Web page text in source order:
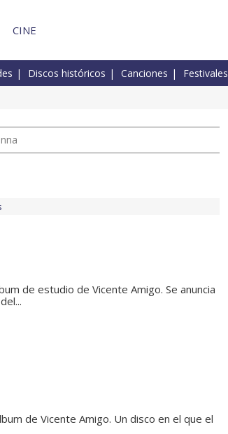
CINE
Discos históricos Canciones Festivales
de estudio de Vicente Amigo. Se anuncia
de Vicente Amigo. Un disco en el que el